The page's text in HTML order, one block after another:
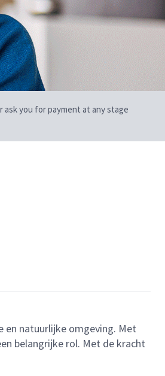
ask you for payment at any stage
en natuurlijke omgeving. Met
belangrijke rol. Met de kracht